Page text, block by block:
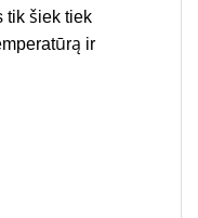
tik šiek tiek
ir